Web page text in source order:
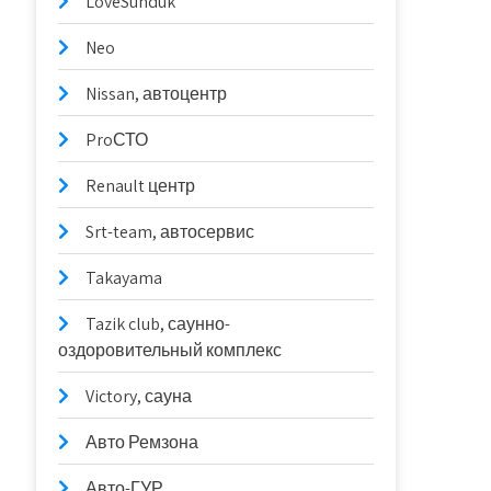
Neo
Nissan, автоцентр
ProСТО
Renault центр
Srt-team, автосервис
Takayama
Tazik club, саунно-
оздоровительный комплекс
Victory, сауна
Авто Ремзона